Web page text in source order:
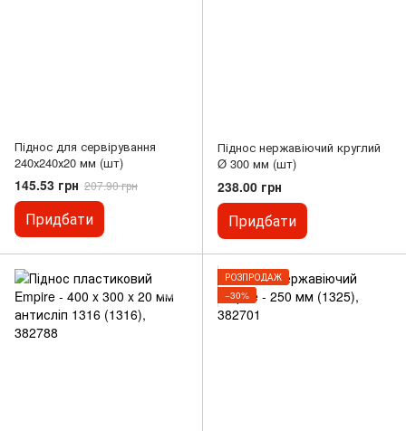
Піднос для сервірування
240х240х20 мм (шт)
145.53 грн 207.90 грн
Придбати
Піднос нержавіючий круглий
Ø 300 мм (шт)
238.00 грн
Придбати
РОЗПРОДАЖ
−30%